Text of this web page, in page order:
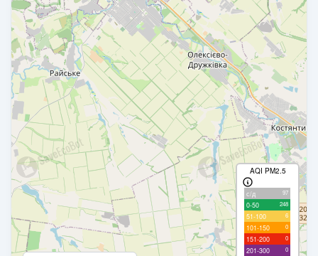
AQI PM2.5
с/д 97
0-50 248
51-100 6
101-150 0
151-200 0
201-300 0